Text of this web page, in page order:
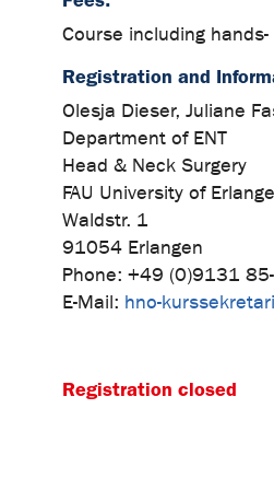
Course including
Registration and
Olesja Dieser, Juliane
Department of ENT
Head & Neck Surgery
FAU University of
Waldstr. 1
91054 Erlangen
Phone: +49 (0)9131
E-Mail: hno-
Registration closed